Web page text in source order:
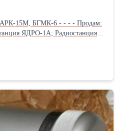
БГМК-6 - - - - Продам:
ЯДРО-1А; Радиостанция
4-2; Продам:
15М; Речевой информатор
защиты БРЗУ115ВО; Блок
2С; Блок контроля крена